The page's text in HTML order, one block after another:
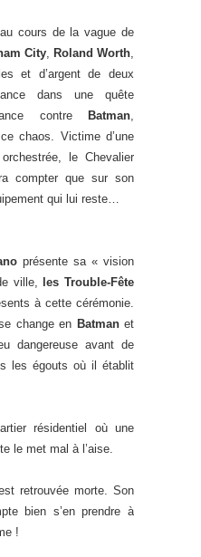
cours de la vague de
City, Roland Worth
et d’argent de deux
dans une quête
contre Batman
chaos. Victime d’une
le Chevalier
compter que sur son
qui lui reste…
présente sa « vision
ville, les Trouble-Fête
à cette cérémonie.
change en Batmanet
dangereuse avant de
les égouts où il établit
résidentiel où une
le met mal à l’aise.
retrouvée morte. Son
bien s’en prendre à
!